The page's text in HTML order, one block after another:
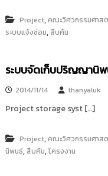
c
h
p
o
i
o
r
ล
ยี
ร
ม
ค
ธั
รี
Project,คณะวิศวกรรมศาส
ระบบแจ้งซ่อม, สืบค้น
ระบบจัดเก็บปริญญานิ
2014/11/14 thanyaluk
Project storage syst […]
Project,คณะวิศวกรรมศาส
นิพนธ์, สืบค้น,โครงงาน